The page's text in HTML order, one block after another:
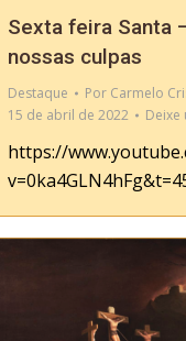
Sexta feira Santa
nossas culpas
Destaque Por Carmelo
15 de abril de 2022
Deixe
https://